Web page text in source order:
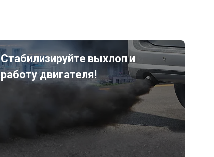
Стабилизируйте выхлоп и
работу двигателя!